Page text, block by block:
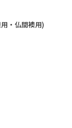
・仏間襖用)